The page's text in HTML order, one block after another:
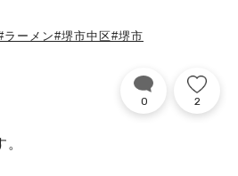
ラーメン#堺市中区#堺市
0 2